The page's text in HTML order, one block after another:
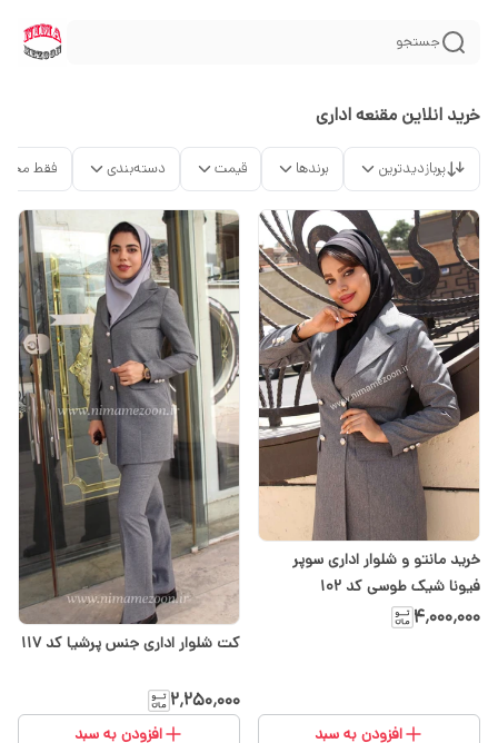
جستجو
خرید انلاین مقنعه اداری
پربازدیدترین برندها قیمت دسته‌بندی فقط
خرید مانتو و شلوار اداری سوپر
فیونا شیک طوسی کد ۱۰۲
۴٬۰۰۰٬۰۰۰
افزودن به سبد
کت شلوار اداری جنس پرشیا کد ۱۱۷
۲٬۲۵۰٬۰۰۰
افزودن به سبد